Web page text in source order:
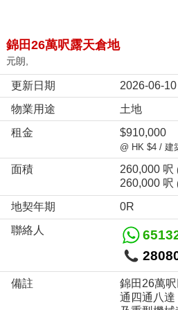
錦田26萬呎露天倉地
元朗,
更新日期
2026-06-10
物業用途
土地
租金
$910,000
@ HK $4 / 建
面積 260,000 呎
260,000 呎
地契年期
0R
聯絡人
備註
錦田26萬
通四通八